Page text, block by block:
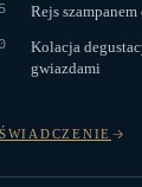
Rejs
Kolacja
gwiazdami